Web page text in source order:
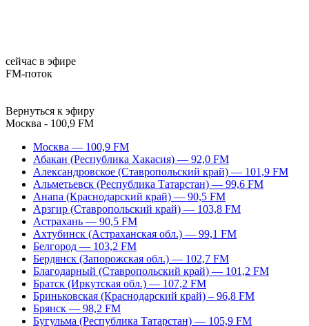
сейчас в эфире
FM-поток
Вернуться к эфиру
Москва - 100,9 FM
Москва — 100,9 FM
Абакан (Республика Хакасия) — 92,0 FM
Александровское (Ставропольский край) — 101,9 FM
Альметьевск (Республика Татарстан) — 99,6 FM
Анапа (Краснодарский край) — 90,5 FM
Арзгир (Ставропольский край) — 103,8 FM
Астрахань — 90,5 FM
Ахтубинск (Астраханская обл.) — 99,1 FM
Белгород — 103,2 FM
Бердянск (Запорожская обл.) — 102,7 FM
Благодарный (Ставропольский край) — 101,2 FM
Братск (Иркутская обл.) — 107,2 FM
Бриньковская (Краснодарский край) – 96,8 FM
Брянск — 98,2 FM
Бугульма (Республика Татарстан) — 105,9 FM